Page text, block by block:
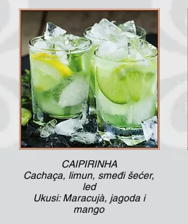
CAIPIRINHA
Cachaça, limun, smeđi šećer,
led
Ukusi: Maracujà, jagoda i
mango